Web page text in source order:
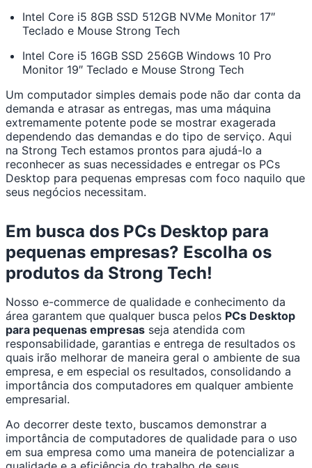
Intel Core i5 8GB SSD 512GB NVMe Monitor 17″
Teclado e Mouse Strong Tech
Intel Core i5 16GB SSD 256GB Windows 10 Pro
Monitor 19″ Teclado e Mouse Strong Tech
Um computador simples demais pode não dar conta da
demanda e atrasar as entregas, mas uma máquina
extremamente potente pode se mostrar exagerada
dependendo das demandas e do tipo de serviço. Aqui
na Strong Tech estamos prontos para ajudá-lo a
reconhecer as suas necessidades e entregar os PCs
Desktop para pequenas empresas com foco naquilo que
seus negócios necessitam.
Em busca dos PCs Desktop para
pequenas empresas? Escolha os
produtos da Strong Tech!
Nosso e-commerce de qualidade e conhecimento da
área garantem que qualquer busca pelos PCs Desktop
para pequenas empresas seja atendida com
responsabilidade, garantias e entrega de resultados os
quais irão melhorar de maneira geral o ambiente de sua
empresa, e em especial os resultados, consolidando a
importância dos computadores em qualquer ambiente
empresarial.
Ao decorrer deste texto, buscamos demonstrar a
importância de computadores de qualidade para o uso
em sua empresa como uma maneira de potencializar a